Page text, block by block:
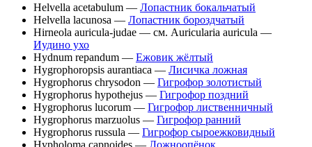
Helvella acetabulum — Лопастник бокальчатый
Helvella lacunosa — Лопастник бороздчатый
Hirneola auricula-judae — см. Auricularia auricula —
Иудино ухо
Hydnum repandum — Ежовик жёлтый
Hygrophoropsis aurantiaca — Лисичка ложная
Hygrophorus chrysodon — Гигрофор золотистый
Hygrophorus hypothejus — Гигрофор поздний
Hygrophorus lucorum — Гигрофор лиственничный
Hygrophorus marzuolus — Гигрофор ранний
Hygrophorus russula — Гигрофор сыроежковидный
Hypholoma capnoides — Ложноопёнок